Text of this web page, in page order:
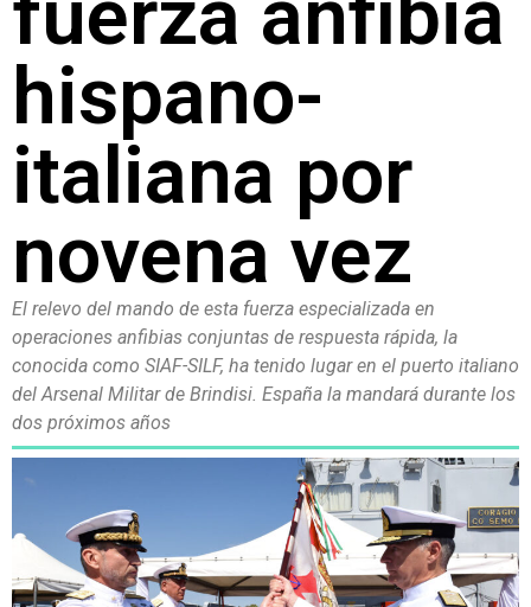
hispano-
italiana por
novena vez
El relevo del mando de esta fuerza especializada en
operaciones anfibias conjuntas de respuesta rápida, la
conocida como SIAF-SILF, ha tenido lugar en el puerto italiano
del Arsenal Militar de Brindisi. España la mandará durante los
dos próximos años